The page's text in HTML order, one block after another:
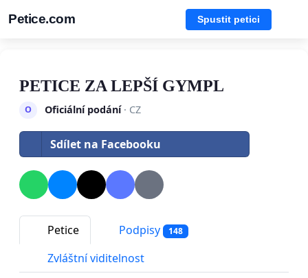
Petice.com Spustit petici
PETICE ZA LEPŠÍ GYMPL
O Oficiální podání· CZ
Sdílet na Facebooku
Petice Podpisy 148
Zvláštní viditelnost